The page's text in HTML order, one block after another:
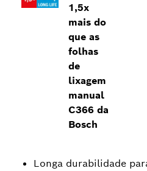
1,5x
mais do
que as
folhas
de
lixagem
manual
C366 da
Bosch
Longa durabilidade